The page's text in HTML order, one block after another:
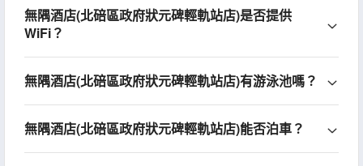
無隅酒店(北碚區政府狀元碑輕軌站店)是否提供
WiFi？
無隅酒店(北碚區政府狀元碑輕軌站店)有游泳池嗎？
無隅酒店(北碚區政府狀元碑輕軌站店)能否泊車？